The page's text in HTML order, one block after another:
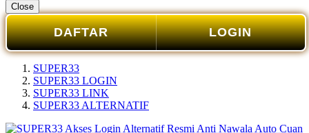
Close
DAFTAR LOGIN
SUPER33
SUPER33 LOGIN
SUPER33 LINK
SUPER33 ALTERNATIF